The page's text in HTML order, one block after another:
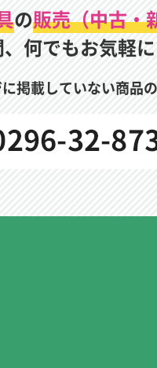
の販売（中古・
何でもお気軽
掲載していない商品